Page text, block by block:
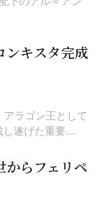
ンキスタ完成
ラゴン王として
遂げた重要...
からフェリペ